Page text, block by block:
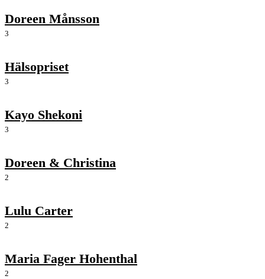
Doreen Månsson
3
Hälsopriset
3
Kayo Shekoni
3
Doreen & Christina
2
Lulu Carter
2
Maria Fager Hohenthal
2